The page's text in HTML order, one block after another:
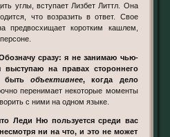
углы, вступает Лизбет Литтл. Она
что возразить в ответ. Свое
предвосхищает коротким кашлем,
выступаю на правах стороннего
быть объективнее, когда дело
перенимает некоторые моменты
с ними на одном языке.
ни на что, и это не может